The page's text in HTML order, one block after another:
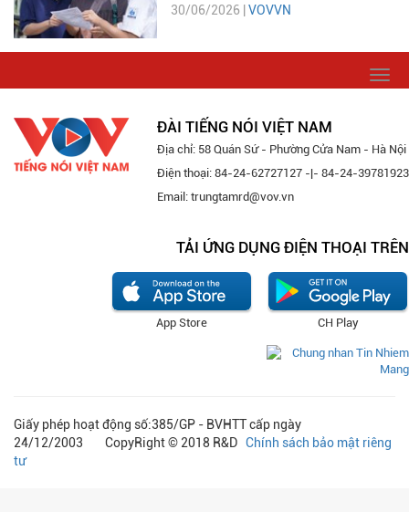
30/06/2026 | VOVVN
ĐÀI TIẾNG NÓI VIỆT NAM
Địa chỉ: 58 Quán Sứ - Phường Cửa Nam - Hà Nội
Điện thoại: 84-24-62727127 -|- 84-24-39781923
Email: trungtamrd@vov.vn
TẢI ỨNG DỤNG ĐIỆN THOẠI TRÊN
CH Play
App Store
Giấy phép hoạt động số:385/GP - BVHTT cấp ngày
24/12/2003 CopyRight © 2018 R&D Chính sách bảo mật riêng
tư